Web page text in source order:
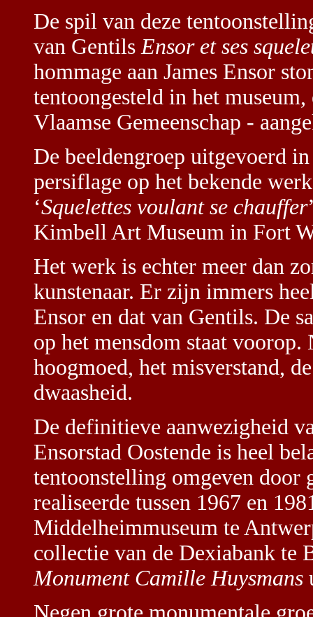
De spil van deze
van Gentils Ensor et ses
hommage aan James Ensor
tentoongesteld in het
Vlaamse Gemeenschap -
De beeldengroep uitgevoerd
persiflage op het bekende
‘Squelettes voulant se chauffer
Kimbell Art Museum in Fort
Het werk is echter meer dan
kunstenaar. Er zijn immers
Ensor en dat van Gentils. De
op het mensdom staat
hoogmoed, het misverstand,
dwaasheid.
De definitieve aanwezigheid
Ensorstad Oostende is heel
tentoonstelling omgeven door
realiseerde tussen 1967 en
Middelheimmuseum te
collectie van de Dexiabank te
Monument Camille Huysmans
Negen grote monumentale